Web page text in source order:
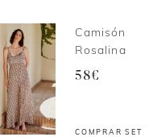
Camisón
Rosalina
58€
COMPRAR SET